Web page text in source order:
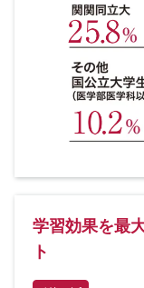
学習効果を最
ト